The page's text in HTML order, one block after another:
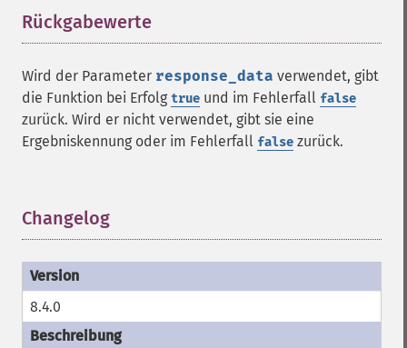
Rückgabewerte
Wird der Parameter response_data verwendet, gibt
die Funktion bei Erfolg true und im Fehlerfall false
zurück. Wird er nicht verwendet, gibt sie eine
Ergebniskennung oder im Fehlerfall false zurück.
Changelog
8.4.0